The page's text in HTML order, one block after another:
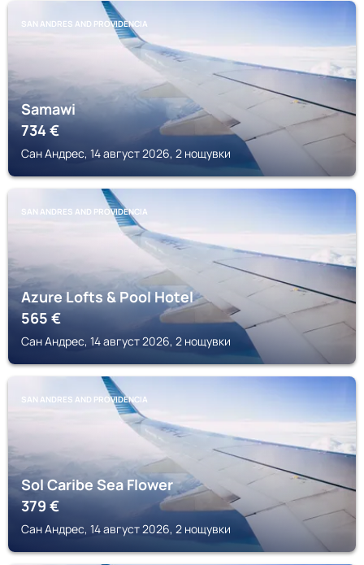
SAN ANDRES AND PROVIDENCIA
Samawi
734€
Сан Андрес, 14 август 2026, 2 нощувки
SAN ANDRES AND PROVIDENCIA
Azure Lofts & Pool Hotel
565€
Сан Андрес, 14 август 2026, 2 нощувки
SAN ANDRES AND PROVIDENCIA
Sol Caribe Sea Flower
379€
Сан Андрес, 14 август 2026, 2 нощувки